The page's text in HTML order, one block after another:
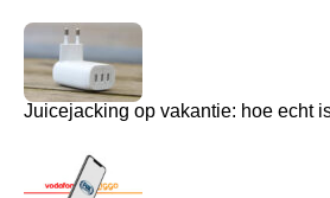
Juicejacking op vakantie: hoe echt